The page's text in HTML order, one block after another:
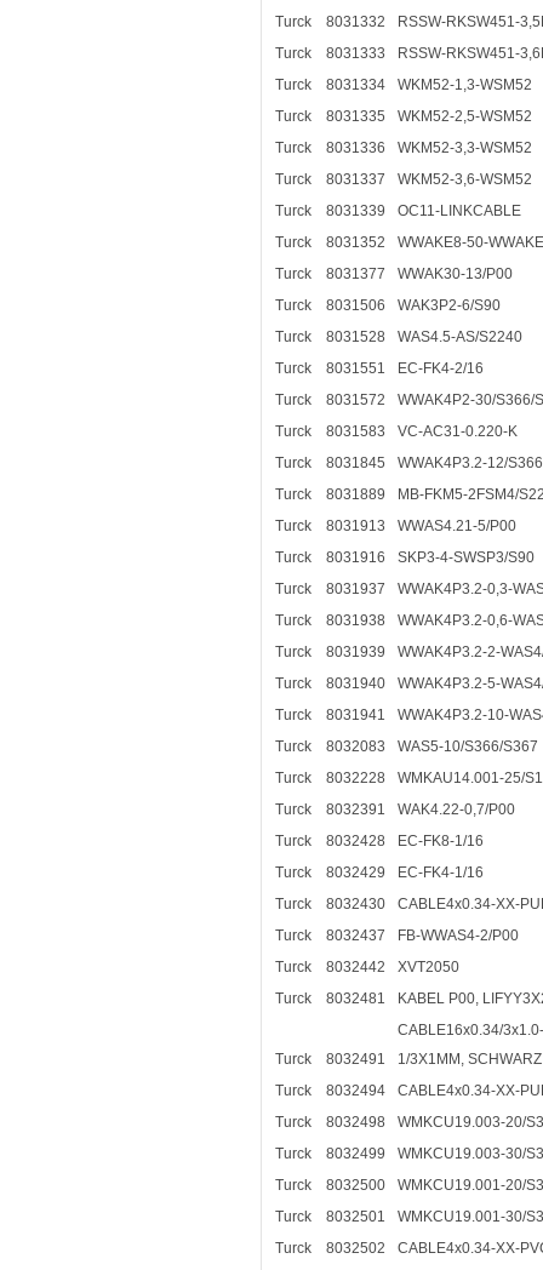
Turck
8031332
RSSW-RKSW451-
Turck
8031333
RSSW-RKSW451-
Turck
8031334
WKM52-1,3-WSM52
Turck
8031335
WKM52-2,5-WSM52
Turck
8031336
WKM52-3,3-WSM52
Turck
8031337
WKM52-3,6-WSM52
Turck
8031339
OC11-LINKCABLE
Turck
8031352
WWAKE8-50-
Turck
8031377
WWAK30-13/P00
Turck
8031506
WAK3P2-6/S90
Turck
8031528
WAS4.5-AS/S2240
Turck
8031551
EC-FK4-2/16
Turck
8031572
WWAK4P2-30/S366/
Turck
8031583
VC-AC31-0.220-K
Turck
8031845
WWAK4P3.2-12/
Turck
8031889
MB-FKM5-2FSM4/
Turck
8031913
WWAS4.21-5/P00
Turck
8031916
SKP3-4-SWSP3/S90
Turck
8031937
WWAK4P3.2-0,3-
Turck
8031938
WWAK4P3.2-0,6-
Turck
8031939
WWAK4P3.2-2-
Turck
8031940
WWAK4P3.2-5-
Turck
8031941
WWAK4P3.2-10-
Turck
8032083
WAS5-10/S366/S367
Turck
8032228
WMKAU14.001-25/
Turck
8032391
WAK4.22-0,7/P00
Turck
8032428
EC-FK8-1/16
Turck
8032429
EC-FK4-1/16
Turck
8032430
CABLE4x0.34-XX-
Turck
8032437
FB-WWAS4-2/P00
Turck
8032442
XVT2050
Turck
8032481 KABEL P00,
Turck 8032491
CABLE16x0.34/
1/3X1MM,
Turck
8032494
CABLE4x0.34-XX-
Turck
8032498
WMKCU19.003-20/
Turck
8032499
WMKCU19.003-30/
Turck
8032500
WMKCU19.001-20/
Turck
8032501
WMKCU19.001-30/
Turck
8032502
CABLE4x0.34-XX-